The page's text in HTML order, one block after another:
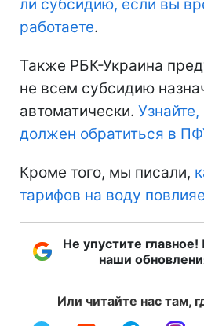
ли субсидию, если вы
работаете.
Также РБК-Украина
не всем субсидию
автоматически.
должен обратиться в
Кроме того, мы писали,
тарифов на воду
Не упустите
наши
Или читайте нас там,